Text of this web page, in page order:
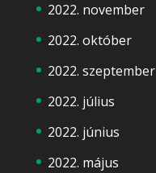
2022. november
2022. október
2022. szeptember
2022. július
2022. június
2022. május